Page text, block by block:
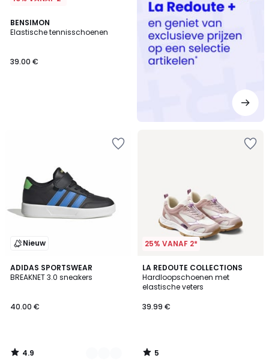
BENSIMON
Elastische tennisschoenen
39.00 €
Nieuw
ADIDAS SPORTSWEAR
BREAKNET 3.0 sneakers
40.00 €
4.9
/ 5
2
Kleuren
4.9
/
25% VANAF 2*
LA REDOUTE COLLECTIONS
Hardloopschoenen met
elastische veters
39.99 €
5
/
5
5
/